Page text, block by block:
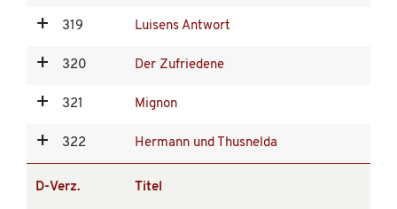
319 Luisens Antwort
320 Der Zufriedene
321 Mignon
322 Hermann und Thusnelda
D-Verz. Titel